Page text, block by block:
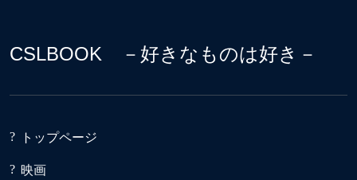
CSLBOOK －好きなものは好き－
トップページ
映画